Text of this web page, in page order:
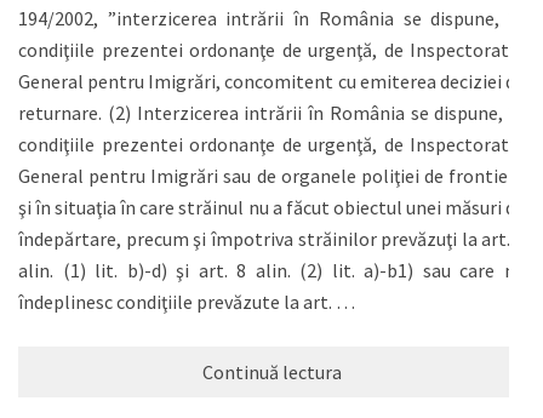
194/2002, ”interzicerea intrării în România se dispune, în
condiţiile prezentei ordonanţe de urgenţă, de Inspectoratul
General pentru Imigrări, concomitent cu emiterea deciziei de
returnare. (2) Interzicerea intrării în România se dispune, în
condiţiile prezentei ordonanţe de urgenţă, de Inspectoratul
General pentru Imigrări sau de organele poliţiei de frontieră
şi în situaţia în care străinul nu a făcut obiectul unei măsuri de
îndepărtare, precum şi împotriva străinilor prevăzuţi la art. 8
alin. (1) lit. b)-d) şi art. 8 alin. (2) lit. a)-b1) sau care nu
îndeplinesc condiţiile prevăzute la art. …
Continuă lectura